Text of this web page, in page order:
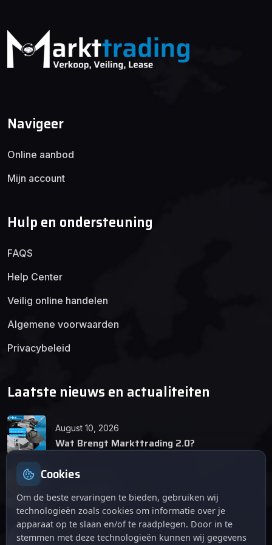
Navigeer
Online aanbod
Mijn account
Hulp en ondersteuning
FAQS
Help Center
Veilig online handelen
Algemene voorwaarden
Privacybeleid
Laatste nieuws en actualiteiten
August 10, 2026
Wat Brengt Markttrading 2.0?
Tips en Tricks
April 12, 2026
Cookies
Om de beste ervaringen te bieden, gebruiken wij
technologieën zoals cookies om informatie over je
apparaat op te slaan en/of te raadplegen. Door in te
stemmen met deze technologieën kunnen wij gegevens